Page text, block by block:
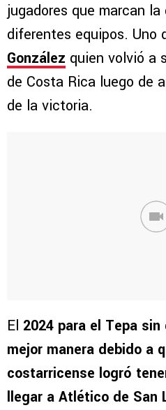
jugadores que marcan
diferentes equipos. Uno
González quien volvió a
de Costa Rica luego de
de la victoria.
El 2024 para el Tepa
mejor manera debido a
costarricense logró
llegar a Atlético de San